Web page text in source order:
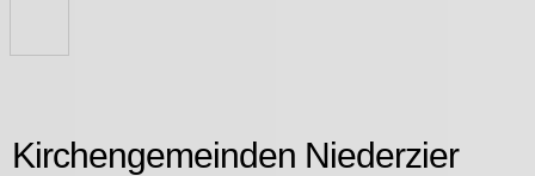
Kirchengemeinden Niederzier